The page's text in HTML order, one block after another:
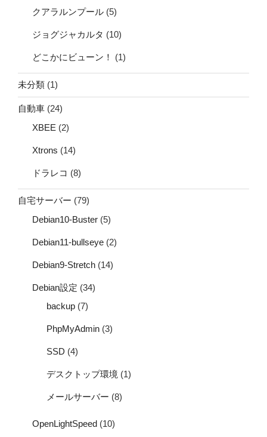
クアラルンプール (5)
ジョグジャカルタ (10)
どこかにビューン！ (1)
未分類 (1)
自動車 (24)
XBEE (2)
Xtrons (14)
ドラレコ (8)
自宅サーバー (79)
Debian10-Buster (5)
Debian11-bullseye (2)
Debian9-Stretch (14)
Debian設定 (34)
backup (7)
PhpMyAdmin (3)
SSD (4)
デスクトップ環境 (1)
メールサーバー (8)
OpenLightSpeed (10)